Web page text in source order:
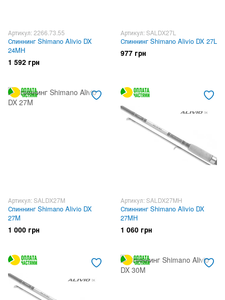
Артикул: 2266.73.55
Спиннинг Shimano Alivio DX
24MH
1 592 грн
Артикул: SALDX27L
Спиннинг Shimano Alivio DX 27L
977 грн
Артикул: SALDX27M
Спиннинг Shimano Alivio DX
27M
1 000 грн
Артикул: SALDX27MH
Спиннинг Shimano Alivio DX
27MH
1 060 грн